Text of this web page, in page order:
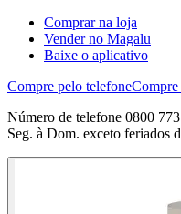
Comprar na loja
Vender no Magalu
Baixe o aplicativo
Compre pelo telefone
Número de telefone 0800
Seg. à Dom. exceto feriados